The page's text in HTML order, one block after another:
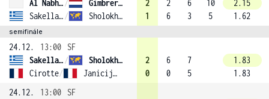
Al Nabhani /
Gimbrere (2)
Sakellaridi / Sholokhova
2
1
2
6
6
3
10
5
2.15
1.62
semifinále
24.12. 13:00
SF
Sakellaridi /
Sholokhova
Cirotte/ Janicijevic (4)
2
0
6
0
7
5
1.83
1.83
24.12.
13:00
SF